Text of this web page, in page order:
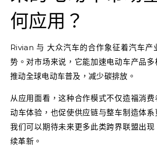
何应用？
Rivian 与 大众汽车的合作象征着汽车产
势。对市场来说，它能加速电动车产品多
推动全球电动车普及，减少碳排放。
从应用面看，这种合作模式不仅造福消
动车体验，也促使供应链与整车制造体系
我们可以期待未来更多此类跨界联盟出
续革新。